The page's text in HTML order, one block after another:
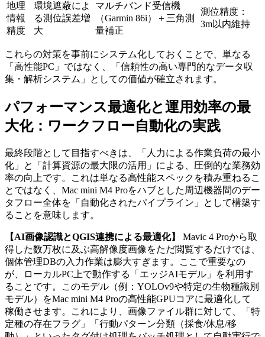
地理
情報
精度
環境遮蔽によ
る測位誤差増
大
マルチバンド受信機
（Garmin 86i）＋三角測
量補正
測位精度：
3m以内維持
これらの対策を事前にシステム化しておくことで、単なる
「高性能PC」ではなく、「信頼性の高い専門的なデータ収
集・解析システム」としての価値が確立されます。
パフォーマンス最適化と運用効率の最
大化：ワークフロー自動化の実践
最終段階として目指すべきは、「人力による作業負荷の最小
化」と「計算資源の最大限の活用」による、圧倒的な業務効
率の向上です。これは単なる高性能スペックを積み重ねるこ
とではなく、Mac mini M4 Proをハブとした周辺機器間のデー
タフロー全体を「自動化されたパイプライン」として構築す
ることを意味します。
【AI画像認識とQGIS連携による最適化】
Mavic 4 Proから取
得した数万枚に及ぶ高解像度画像をただ閲覧するだけでは、
個体管理DBの入力作業は膨大すぎます。ここで重要なの
が、ローカルPC上で動作する「エッジAIモデル」を利用す
ることです。このモデル（例：YOLOv9や特定の生物種識別
モデル）をMac mini M4 Proの高性能GPUコアに最適化して
稼働させます。これにより、画像ファイル群に対して、「特
定種の存在フラグ」「行動パターン分類（採食/休息/移